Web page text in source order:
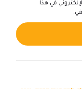
في هذا